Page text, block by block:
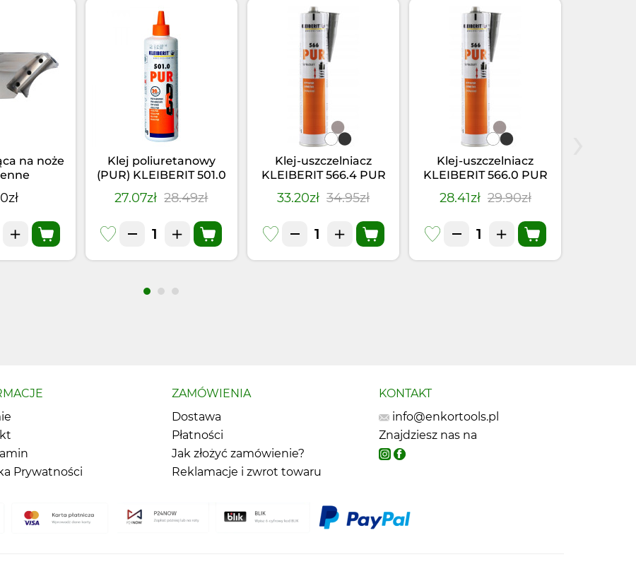
na noże
Klej poliuretanowy
(PUR) KLEIBERIT 501.0
(0,5kg)
27.07zł 28.49zł
Klej-uszczelniacz
KLEIBERIT 566.4 PUR
Czarny (0,355kg)
33.20zł 34.95zł
Klej-uszczelniacz
KLEIBERIT 566.0 PUR
Szary (0,355kg)
28.41zł 29.90zł
Prywatności
ZAMÓWIENIA
Dostawa
Płatności
Jak złożyć zamówienie?
Reklamacje i zwrot towaru
KONTAKT
info@enkortools.pl
Znajdziesz nas na